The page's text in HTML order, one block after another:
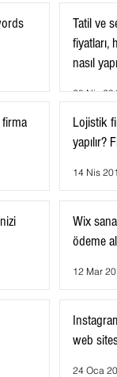
Tatil ve
fiyatları,
nasıl
28 Nis
Lojistik
yapılır?
14 Nis
Wix
ödeme
12 Mar
web
24 Oca